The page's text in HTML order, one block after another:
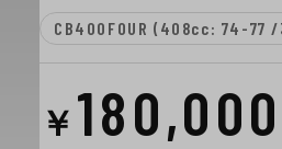
CB400FOUR (408cc: 74-77
￥ 180,000